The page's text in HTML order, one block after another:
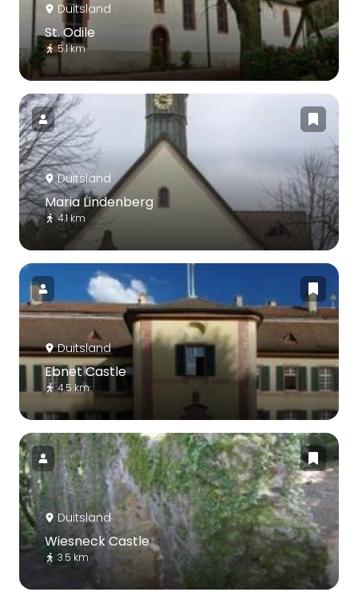
Duitsland
St. Odile
5.1 km
Duitsland
Maria Lindenberg
4.1 km
Duitsland
Ebnet Castle
4.5 km
Duitsland
Wiesneck Castle
3.5 km